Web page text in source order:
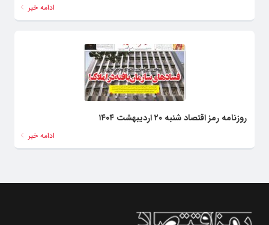
ادامه خبر
روزنامه رمز اقتصاد شنبه ۲۰ اردیبهشت ۱۴۰۴
ادامه خبر